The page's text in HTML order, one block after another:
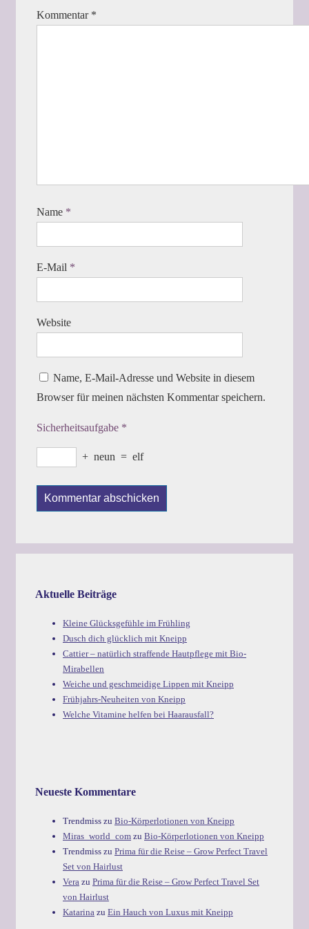
Kommentar *
Name *
E-Mail *
Website
Name, E-Mail-Adresse und Website in diesem
Browser für meinen nächsten Kommentar speichern.
Sicherheitsaufgabe *
+ neun = elf
Aktuelle Beiträge
Kleine Glücksgefühle im Frühling
Dusch dich glücklich mit Kneipp
Cattier – natürlich straffende Hautpflege mit Bio-
Mirabellen
Weiche und geschmeidige Lippen mit Kneipp
Frühjahrs-Neuheiten von Kneipp
Welche Vitamine helfen bei Haarausfall?
Neueste Kommentare
Trendmiss zu Bio-Körperlotionen von Kneipp
Miras_world_com zu Bio-Körperlotionen von Kneipp
Trendmiss zu Prima für die Reise – Grow Perfect Travel
Set von Hairlust
Vera zu Prima für die Reise – Grow Perfect Travel Set
von Hairlust
Katarina zu Ein Hauch von Luxus mit Kneipp